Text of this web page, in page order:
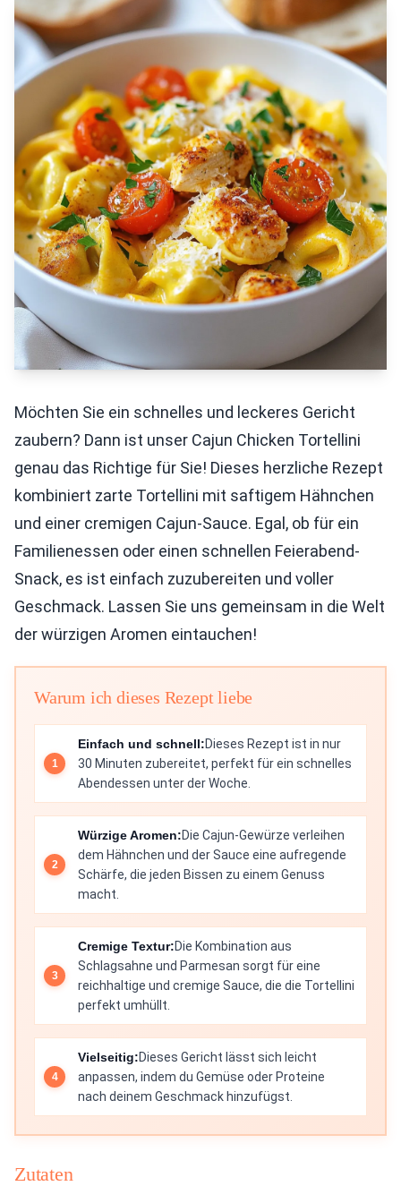
Möchten Sie ein schnelles und leckeres Gericht
zaubern? Dann ist unser Cajun Chicken Tortellini
genau das Richtige für Sie! Dieses herzliche Rezept
kombiniert zarte Tortellini mit saftigem Hähnchen
und einer cremigen Cajun-Sauce. Egal, ob für ein
Familienessen oder einen schnellen Feierabend-
Snack, es ist einfach zuzubereiten und voller
Geschmack. Lassen Sie uns gemeinsam in die Welt
der würzigen Aromen eintauchen!
Warum ich dieses Rezept liebe
Einfach und schnell:Dieses Rezept ist in nur
30 Minuten zubereitet, perfekt für ein schnelles
Abendessen unter der Woche.
Würzige Aromen:Die Cajun-Gewürze verleihen
dem Hähnchen und der Sauce eine aufregende
Schärfe, die jeden Bissen zu einem Genuss
macht.
Cremige Textur:Die Kombination aus
Schlagsahne und Parmesan sorgt für eine
reichhaltige und cremige Sauce, die die Tortellini
perfekt umhüllt.
Vielseitig:Dieses Gericht lässt sich leicht
anpassen, indem du Gemüse oder Proteine
nach deinem Geschmack hinzufügst.
Zutaten